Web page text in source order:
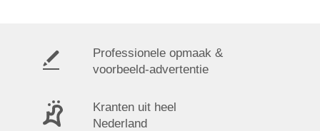
Professionele opmaak &
voorbeeld-advertentie
Kranten uit heel
Nederland